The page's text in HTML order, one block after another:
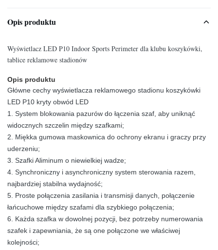
Opis produktu
Wyświetlacz LED P10 Indoor Sports Perimeter dla klubu koszykówki,
tablice reklamowe stadionów
Opis produktu
Główne cechy wyświetlacza reklamowego stadionu koszykówki
LED P10 kryty obwód LED
1. System blokowania pazurów do łączenia szaf, aby uniknąć
widocznych szczelin między szafkami;
2. Miękka gumowa maskownica do ochrony ekranu i graczy przy
uderzeniu;
3. Szafki Aliminum o niewielkiej wadze;
4. Synchroniczny i asynchroniczny system sterowania razem,
najbardziej stabilna wydajność;
5. Proste połączenia zasilania i transmisji danych, połączenie
łańcuchowe między szafami dla szybkiego połączenia;
6. Każda szafka w dowolnej pozycji, bez potrzeby numerowania
szafek i zapewniania, że ​​są one połączone we właściwej
kolejności;